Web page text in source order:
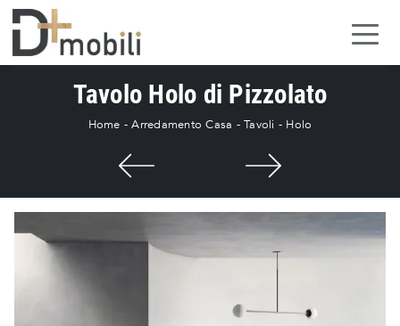
Tavolo Holo di Pizzolato
Home -Arredamento Casa -Tavoli - Holo